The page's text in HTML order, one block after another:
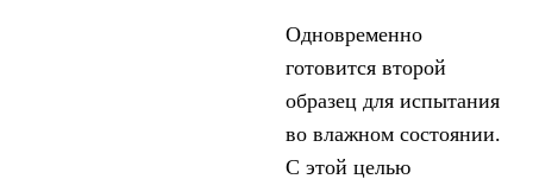
Одновременно
готовится второй
образец для испытания
во влажном состоянии.
С этой целью